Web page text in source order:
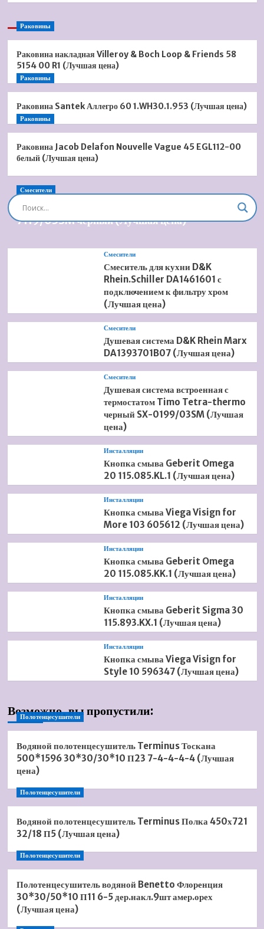
Раковины
Раковина накладная Villeroy & Boch Loop & Friends 58
5154 00 R1 (Лучшая цена)
Раковины
Раковина Santek Аллегро 60 1.WH30.1.953 (Лучшая цена)
Раковины
Раковина Jacob Delafon Nouvelle Vague 45 EGL112-00
белый (Лучшая цена)
Смесители
Душевая система встроенная Timo Briana SX-
7119/03SM черный (Лучшая цена)
Смесители
Смеситель для кухни D&K
Rhein.Schiller DA1461601 с
подключением к фильтру хром
(Лучшая цена)
Смесители
Душевая система D&K Rhein Marx
DA1393701B07 (Лучшая цена)
Смесители
Душевая система встроенная с
термостатом Timo Tetra-thermo
черный SX-0199/03SM (Лучшая
цена)
Инсталляции
Кнопка смыва Geberit Omega
20 115.085.KL.1 (Лучшая цена)
Инсталляции
Кнопка смыва Viega Visign for
More 103 605612 (Лучшая цена)
Инсталляции
Кнопка смыва Geberit Omega
20 115.085.KK.1 (Лучшая цена)
Инсталляции
Кнопка смыва Geberit Sigma 30
115.893.KX.1 (Лучшая цена)
Инсталляции
Кнопка смыва Viega Visign for
Style 10 596347 (Лучшая цена)
Возможно, вы пропустили:
Полотенцесушители
Водяной полотенцесушитель Terminus Тоскана
500*1596 30*30/30*10 П23 7-4-4-4-4 (Лучшая
цена)
Полотенцесушители
Водяной полотенцесушитель Terminus Полка 450х721
32/18 П5 (Лучшая цена)
Полотенцесушители
Полотенцесушитель водяной Benetto Флоренция
30*30/50*10 П11 6-5 дер.накл.9шт амер.орех
(Лучшая цена)